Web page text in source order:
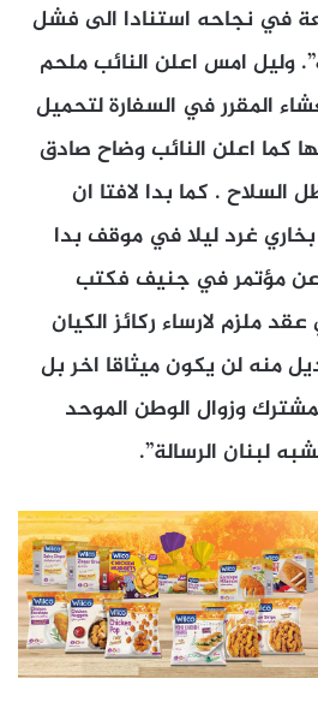
في نجاحه استنادا الى فشل
وليل امس اعلن النائب ملحم
المقرر في السفارة لتحميل
كما اعلن النائب وضاح صادق
. كما بدا لافتا ان
غرد ليلا في موقف بدا
عن مؤتمر في جنيف فكتب
ملزم لارساء ركائز الكيان
منه لن يكون ميثاقا اخر بل
وزوال الوطن الموحد
لبنان الرسالة”.